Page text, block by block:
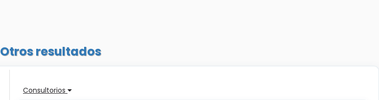
Otros resultados
Consultorios